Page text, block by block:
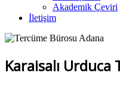
Akademik Çeviri
İletişim
Karaisalı Urduca